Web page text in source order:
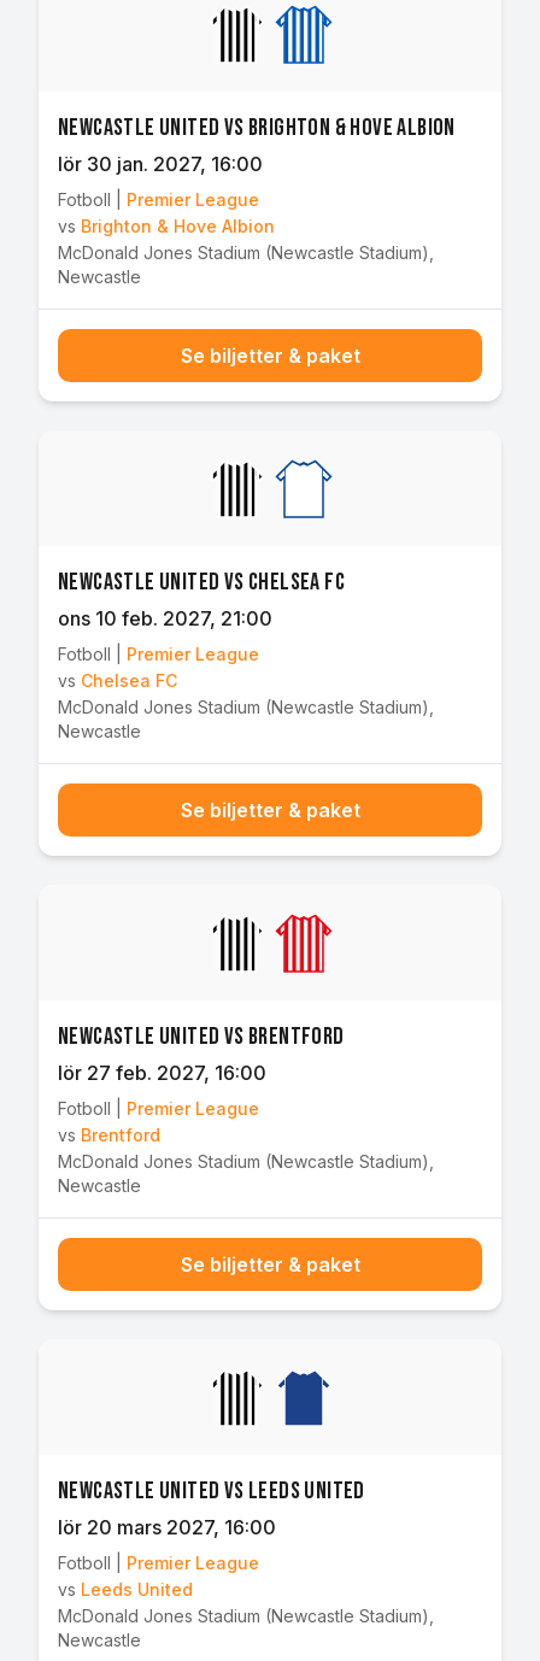
Newcastle United vs Brighton & Hove Albion
lör 30 jan. 2027, 16:00
Fotboll
Premier League
vs Brighton & Hove Albion
McDonald Jones Stadium (Newcastle Stadium)
Newcastle
Se biljetter & paket
Newcastle United vs Chelsea FC
ons 10 feb. 2027, 21:00
Fotboll
Premier League
vs Chelsea FC
McDonald Jones Stadium (Newcastle Stadium)
Newcastle
Se biljetter & paket
Newcastle United vs Brentford
lör 27 feb. 2027, 16:00
Fotboll
Premier League
vs Brentford
McDonald Jones Stadium (Newcastle Stadium)
Newcastle
Se biljetter & paket
Newcastle United vs Leeds United
lör 20 mars 2027, 16:00
Fotboll
Premier League
vs Leeds United
McDonald Jones Stadium (Newcastle Stadium)
Newcastle